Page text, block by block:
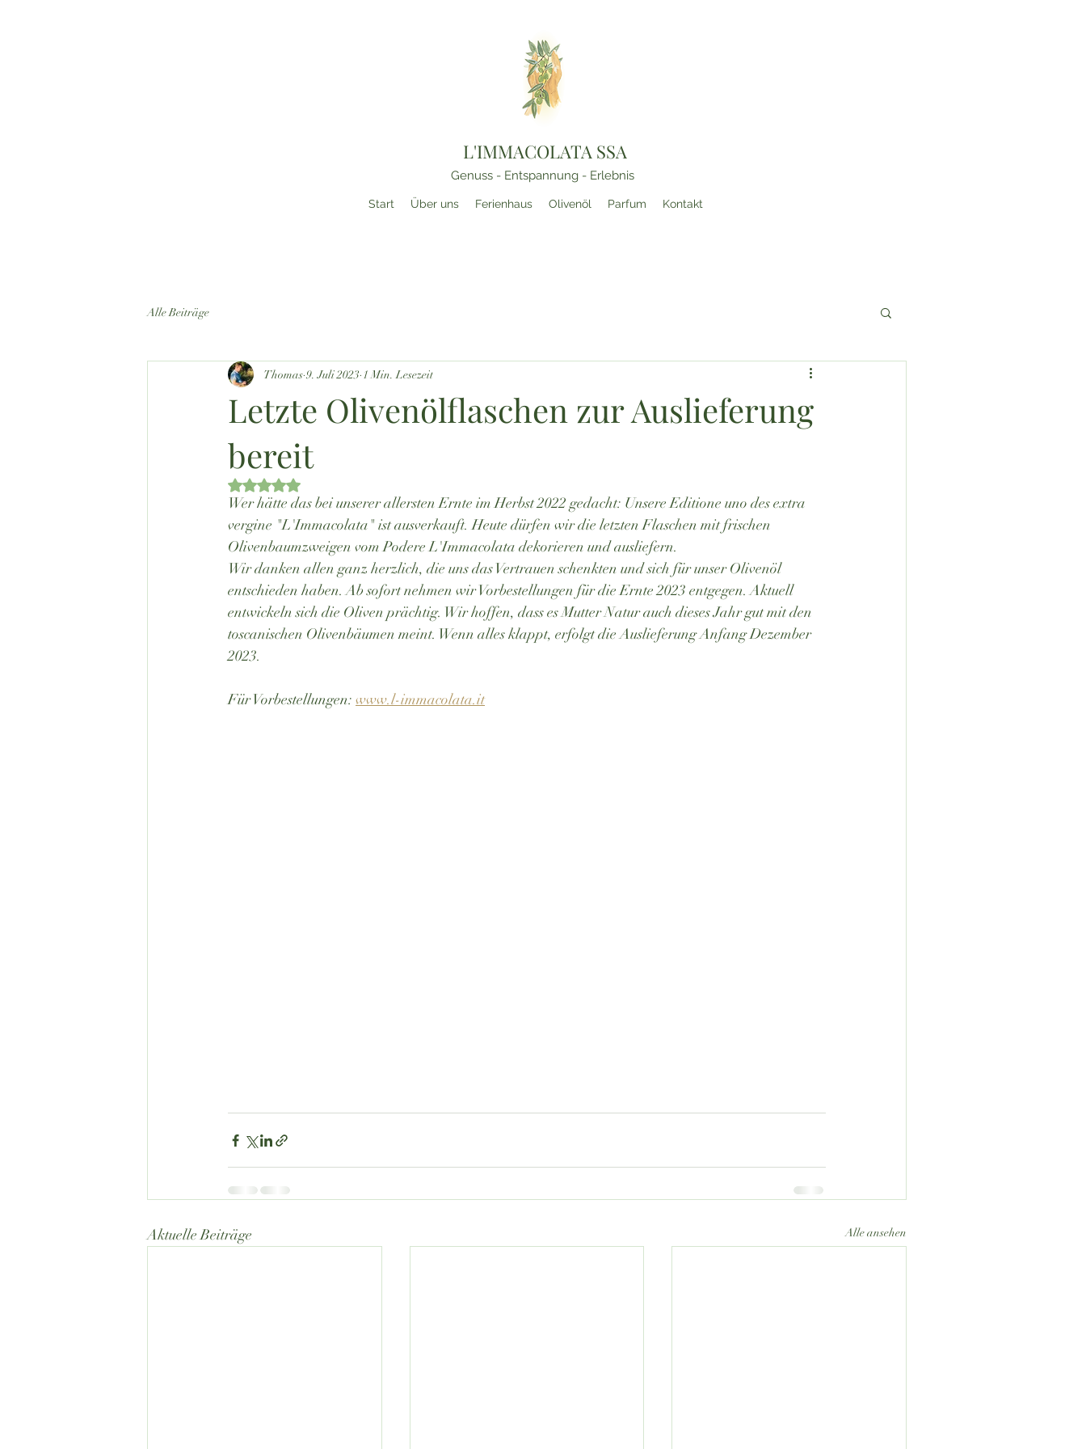
L'IMMACOLATA SSA
Genuss - Entspannung - Erlebnis
Start Über uns Ferienhaus Olivenöl Parfum Kontakt
Alle Beiträge
Letzte Olivenölflaschen zur Auslieferung
bereit
Thomas 9. Juli 2023 1 Min. Lesezeit
Mit NaN von 5 Sternen bewertet.
Wer hätte das bei unserer allersten Ernte im Herbst 2022 gedacht: Unsere Editione uno des extra
vergine "L'Immacolata" ist ausverkauft. Heute dürfen wir die letzten Flaschen mit frischen
Olivenbaumzweigen vom Podere L'Immacolata dekorieren und ausliefern.
Wir danken allen ganz herzlich, die uns das Vertrauen schenkten und sich für unser Olivenöl
entschieden haben. Ab sofort nehmen wir Vorbestellungen für die Ernte 2023 entgegen. Aktuell
entwickeln sich die Oliven prächtig. Wir hoffen, dass es Mutter Natur auch dieses Jahr gut mit den
toscanischen Olivenbäumen meint. Wenn alles klappt, erfolgt die Auslieferung Anfang Dezember
2023.
Für Vorbestellungen: www.l-immacolata.it
Aktuelle Beiträge Alle ansehen